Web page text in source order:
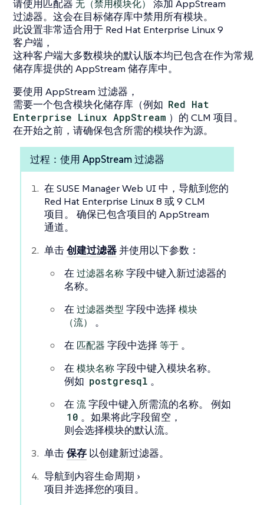
请使用匹配器 无（禁用模块化）
添加 AppStream
过滤器。这会在目标储存库中禁用所有模块。
此设置非常适合用于 Red Hat Enterprise Linux 9
客户端，
这种客户端大多数模块的默认版本均已包含在作为常规
储存库提供的 AppStream 储存库中。
要使用 AppStream 过滤器，
需要一个包含模块化储存库（例如 Red Hat
Enterprise Linux AppStream ）的 CLM 项目。
在开始之前，请确保包含所需的模块作为源。
过程：使用 AppStream 过滤器
在 SUSE Manager Web UI 中，导航到您的
Red Hat Enterprise Linux 8 或 9 CLM
项目。 确保已包含项目的 AppStream
通道。
单击创建过滤器 并使用以下参数：
在过滤器名称字段中键入新过滤器的
名称。
在过滤器类型 字段中选择 模块
（流）
。
在 匹配器 字段中选择 等于 。
在模块名称字段中键入模块名称。
例如 postgresql 。
在流字段中键入所需流的名称。 例如
10 。如果将此字段留空，
则会选择模块的默认流。
单击保存 以创建新过滤器。
导航到内容生命周期
项目并选择您的项目。